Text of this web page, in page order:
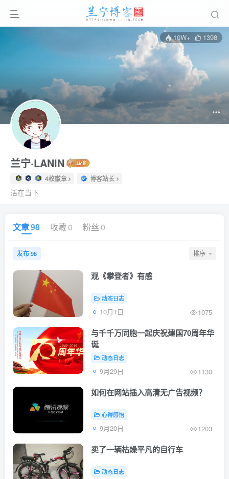
10W+ 1398
兰宁·LANIN
4枚徽章 博客站长
活在当下
文章98 收藏0 粉丝 0
发布 98 排序
观《攀登者》有感
动态日志
10月1日 1075
与千千万同胞一起庆祝建国70周年华
诞
动态日志
9月29日 1130
如何在网站插入高清无广告视频？
心得感悟
9月20日 1203
卖了一辆枯燥平凡的自行车
动态日志